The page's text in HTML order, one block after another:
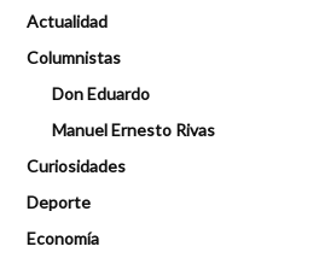
Actualidad
Columnistas
Don Eduardo
Manuel Ernesto Rivas
Curiosidades
Deporte
Economía